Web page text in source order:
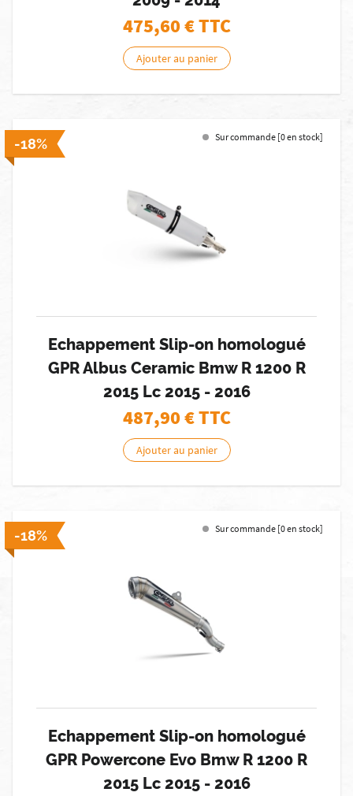
475,60€ TTC
Ajouter au panier
-18% Sur commande [0 en stock]
Echappement Slip-on homologué
GPR Albus Ceramic Bmw R 1200 R
2015 Lc 2015 - 2016
487,90€ TTC
Ajouter au panier
-18% Sur commande [0 en stock]
Echappement Slip-on homologué
GPR Powercone Evo Bmw R 1200 R
2015 Lc 2015 - 2016